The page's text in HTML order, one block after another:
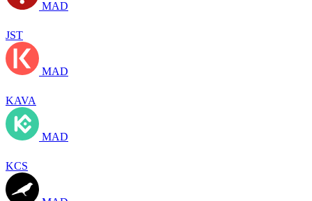
MAD
JST
MAD
KAVA
MAD
KCS